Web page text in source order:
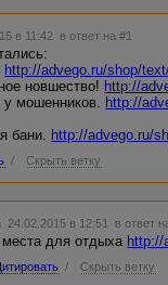
в 11:42 в ответ на #1
http://advego.ru/shop/
новшество! http://
у мошенников. http://
бани. http://advego.ru/
/ Скрыть ветку
24.02.2015 в 12:51 в ответ
для отдыха http://
/ Скрыть ветку